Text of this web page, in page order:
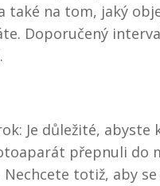
také na tom, jaký
Doporučený
Je důležité, abyste
přepnuli do
Nechcete totiž, aby